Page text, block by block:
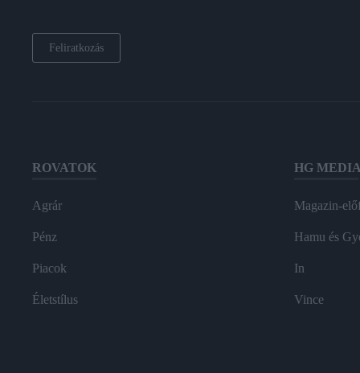
Feliratkozás
ROVATOK
Agrár
Pénz
Piacok
Életstílus
HG MEDIA
Magazin-
Hamu és
In
Vince